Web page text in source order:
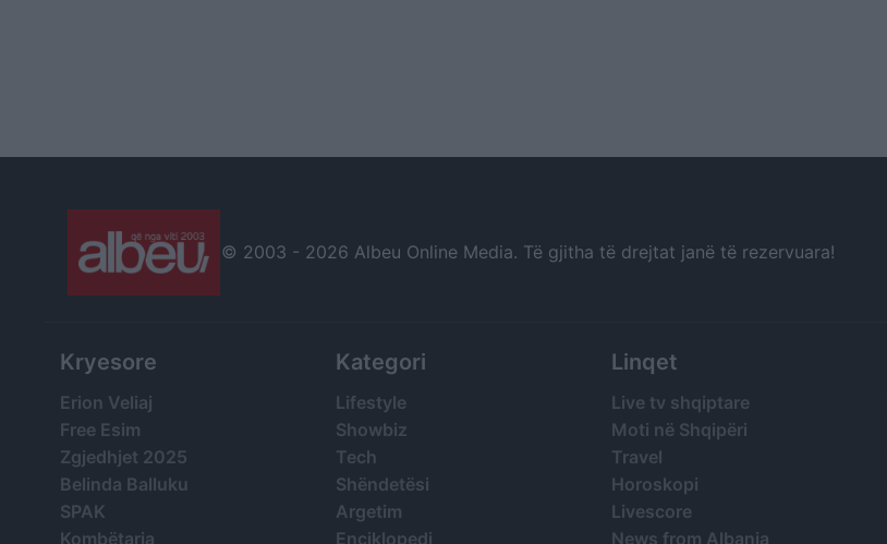
© 2003 - 2026 Albeu Online Media. Të gjitha të drejtat janë të rezervuara!
Kryesore
Erion Veliaj
Free Esim
Zgjedhjet 2025
Belinda Balluku
SPAK
Kombëtarja
Kategori
Lifestyle
Showbiz
Tech
Shëndetësi
Argetim
Enciklopedi
Linqet
Live tv shqiptare
Moti në Shqipëri
Travel
Horoskopi
Livescore
News from Albania